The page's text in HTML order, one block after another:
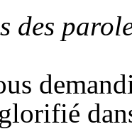
des